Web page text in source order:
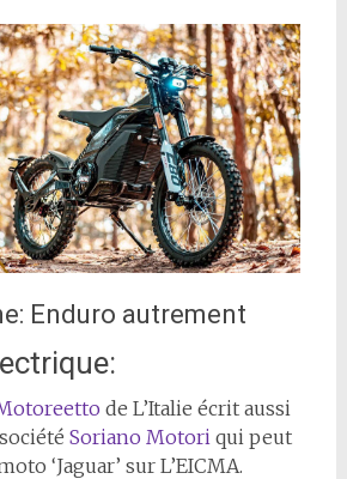
Enduro autrement
de L’Italie écrit aussi
Soriano Motori qui peut
‘Jaguar’ sur L’EICMA.